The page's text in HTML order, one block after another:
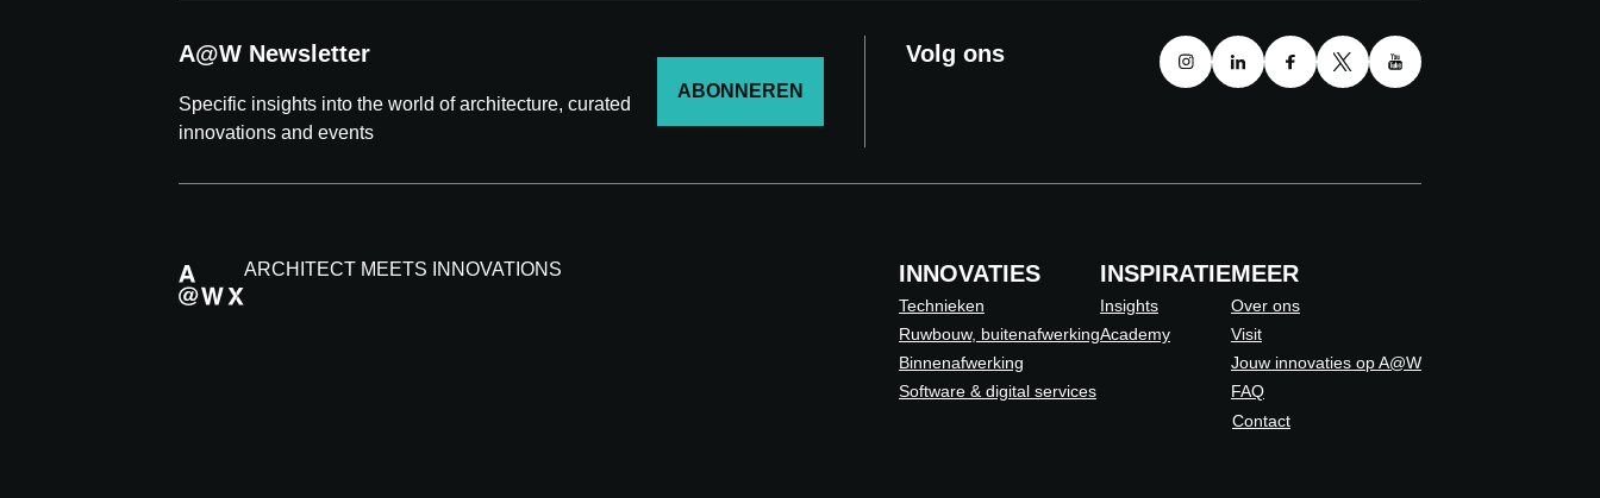
A@W Newsletter
Specific insights into the world of architecture, curated
innovations and events
ABONNEREN
Volg ons
ARCHITECT MEETS INNOVATIONS INNOVATIES
Technieken
Ruwbouw, buitenafwerking
Binnenafwerking
Software & digital services
INSPIRATIE
Insights
Academy
MEER
Over ons
Visit
Jouw innovaties op A@W
FAQ
Contact